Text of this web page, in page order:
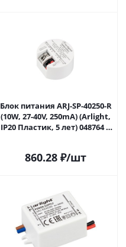
Блок питания ARJ-SP-40250-R
(10W, 27-40V, 250mA) (Arlight,
IP20 Пластик, 5 лет) 048764 в
860.28 ₽/шт